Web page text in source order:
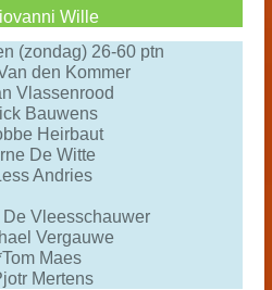
Wille
(zondag) 26-60 ptn
den Kommer
Vlassenrood
Bauwens
Heirbaut
De Witte
Andries
De Vleesschauwer
Vergauwe
Maes
Mertens